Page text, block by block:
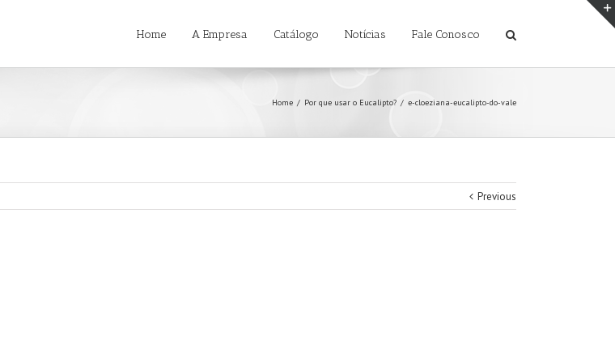
Home A Empresa Catálogo Notícias Fale Conosco
Home / Por que usar o Eucalipto? / e-cloeziana-eucalipto-do-vale
Previous